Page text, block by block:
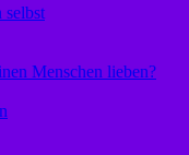
selbst
Menschen lieben?